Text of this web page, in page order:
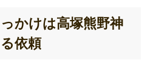
かけは高塚熊野神
依頼